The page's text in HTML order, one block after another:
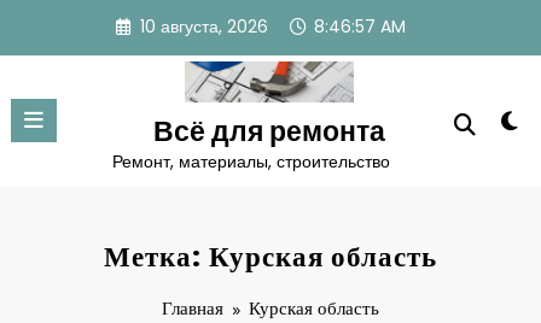
содержимому
10 августа, 2026 8:46:57 AM
Всё для ремонта
Ремонт, материалы, строительство
Метка: Курская область
Главная Курская область